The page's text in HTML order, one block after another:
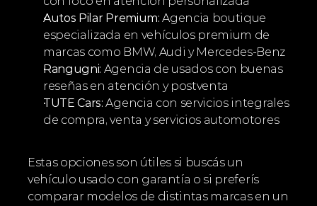
Autos Pilar Premium: Agencia boutique
especializada en vehículos premium de
marcas como BMW, Audi y Mercedes-Benz
Rangugni: Agencia de usados con buenas
reseñas en atención y postventa
TUTE Cars: Agencia con servicios integrales
de compra, venta y servicios automotores
Estas opciones son útiles si buscás un
vehículo usado con garantía o si preferís
comparar modelos de distintas marcas en un